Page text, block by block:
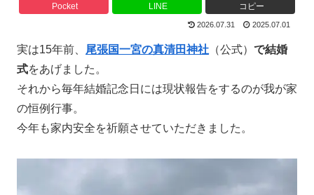
Pocket LINE コピー
2026.07.31 2025.07.01
実は15年前、 尾張国一宮の真清田神社 （公式） で結婚
式をあげました。
それから毎年結婚記念日には現状報告をするのが我が家
の恒例行事。
今年も家内安全を祈願させていただきました。